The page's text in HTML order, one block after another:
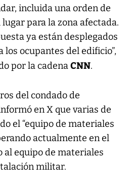
incluida una orden de
para la zona afectada.
ya están desplegados
ocupantes del edificio”,
por la cadenaCNN.
del condado de
en X que varias de
el “equipo de materiales
actualmente en el
al equipo de materiales
militar.